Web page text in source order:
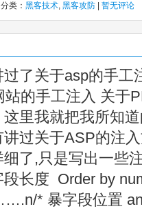
类： 黑客技术, 黑客攻防 暂无评论
过了关于asp的手工
站的手工注入 关于
这里我就把我所知
讲过关于ASP的注
细了,只是写出一些
长度 Order by
* 暴字段位置